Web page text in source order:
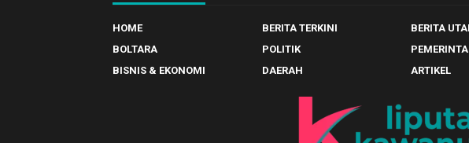
HOME BERITA TERKINI BERITA
BOLTARA
POLITIK
BISNIS & EKONOMI
DAERAH ARTIKEL